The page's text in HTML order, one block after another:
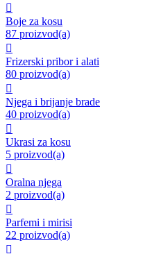

Boje za kosu
87 proizvod(a)

Frizerski pribor i alati
80 proizvod(a)

Njega i brijanje brade
40 proizvod(a)

Ukrasi za kosu
5 proizvod(a)

Oralna njega
2 proizvod(a)

Parfemi i mirisi
22 proizvod(a)
